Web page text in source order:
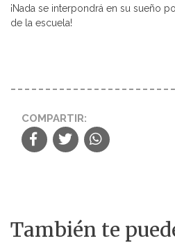
¡Nada se interpondrá en su sueño
de la escuela!
COMPARTIR:
También te